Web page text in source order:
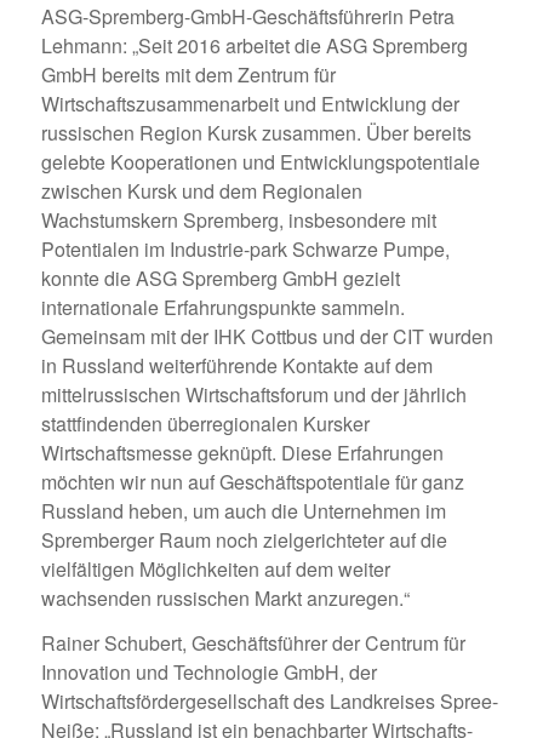
ASG-Spremberg-GmbH-Geschäftsführerin Petra
Lehmann: „Seit 2016 arbeitet die ASG Spremberg
GmbH bereits mit dem Zentrum für
Wirtschaftszusammenarbeit und Entwicklung der
russischen Region Kursk zusammen. Über bereits
gelebte Kooperationen und Entwicklungspotentiale
zwischen Kursk und dem Regionalen
Wachstumskern Spremberg, insbesondere mit
Potentialen im Industrie-park Schwarze Pumpe,
konnte die ASG Spremberg GmbH gezielt
internationale Erfahrungspunkte sammeln.
Gemeinsam mit der IHK Cottbus und der CIT wurden
in Russland weiterführende Kontakte auf dem
mittelrussischen Wirtschaftsforum und der jährlich
stattfindenden überregionalen Kursker
Wirtschaftsmesse geknüpft. Diese Erfahrungen
möchten wir nun auf Geschäftspotentiale für ganz
Russland heben, um auch die Unternehmen im
Spremberger Raum noch zielgerichteter auf die
vielfältigen Möglichkeiten auf dem weiter
wachsenden russischen Markt anzuregen.“
Rainer Schubert, Geschäftsführer der Centrum für
Innovation und Technologie GmbH, der
Wirtschaftsfördergesellschaft des Landkreises Spree-
Neiße: „Russland ist ein benachbarter Wirtschafts-